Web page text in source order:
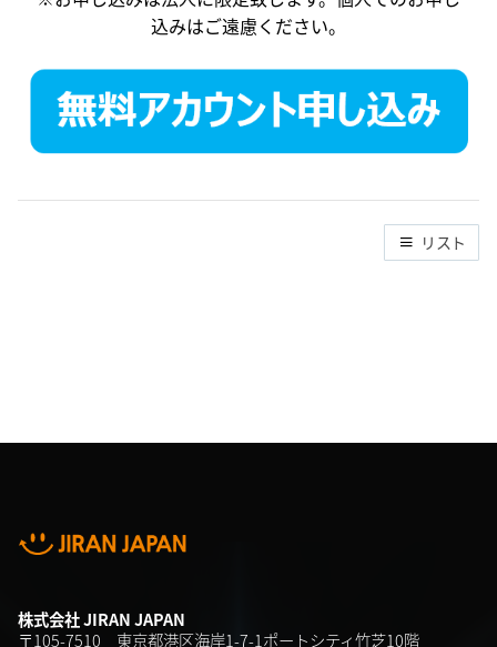
込みはご遠慮ください。
リスト
株式会社 JIRAN JAPAN
〒105-7510 東京都港区海岸1-7-1ポートシティ竹芝10階